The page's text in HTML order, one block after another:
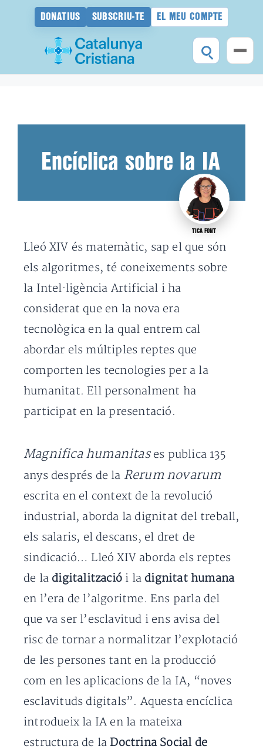
DONATIUS SUBSCRIU-TE EL MEU COMPTE
Encíclica sobre la IA
TICA FONT
Lleó XIV és matemàtic, sap el que són
els algoritmes, té coneixements sobre
la Intel·ligència Artificial i ha
considerat que en la nova era
tecnològica en la qual entrem cal
abordar els múltiples reptes que
comporten les tecnologies per a la
humanitat. Ell personalment ha
participat en la presentació.
Magnifica humanitas es publica 135
anys després de la Rerum novarum
escrita en el context de la revolució
industrial, aborda la dignitat del treball,
els salaris, el descans, el dret de
sindicació… Lleó XIV aborda els reptes
de la digitalització i la dignitat humana
en l’era de l’algoritme. Ens parla del
que va ser l’esclavitud i ens avisa del
risc de tornar a normalitzar l’explotació
de les persones tant en la producció
com en les aplicacions de la IA, “noves
esclavituds digitals”. Aquesta encíclica
introdueix la IA en la mateixa
estructura de la Doctrina Social de